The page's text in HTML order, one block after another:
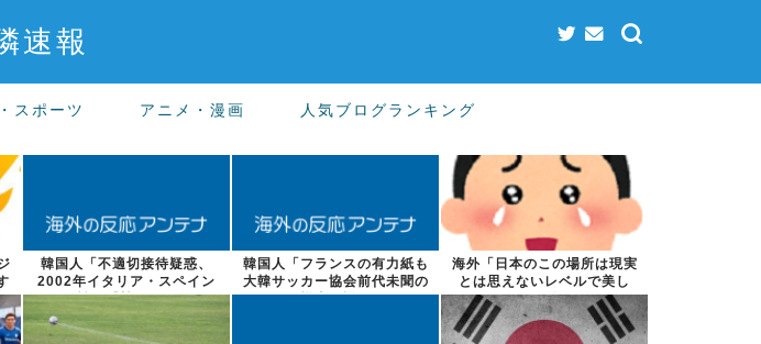
速報
スポーツ アニメ・漫画 人気ブログランキング
韓国人「不適切接待疑惑、
2002年イタリア・スペイン
戦で『韓国に...
韓国人「フランスの有力紙も
大韓サッカー協会前代未聞の
不祥事を詳細...
海外「日本のこの場所は現実
とは思えないレベルで美し
い…！」外国人...